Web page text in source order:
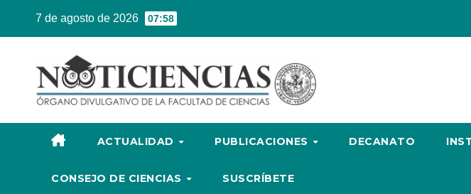
7 de agosto de 2026 07:58
ACTUALIDAD PUBLICACIONES DECANATO
CONSEJO DE CIENCIAS SUSCRÍBETE